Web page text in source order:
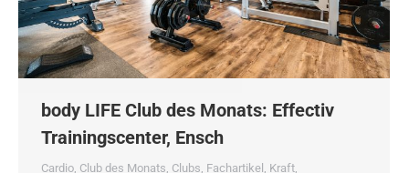
body LIFE Club des Monats: Effectiv
Trainingscenter, Ensch
Cardio, Club des Monats, Clubs, Fachartikel , Kraft,